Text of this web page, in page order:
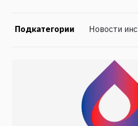
Подкатегории Новости